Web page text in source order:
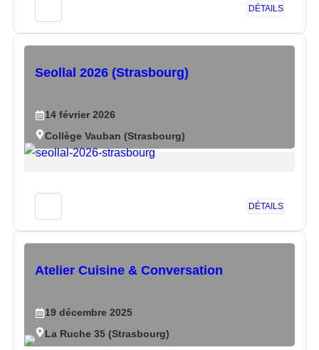
DÉTAILS
Seollal 2026 (Strasbourg)
14 février 2026
Collège Vauban (Strasbourg)
DÉTAILS
Atelier Cuisine & Conversation
19 décembre 2025
La Ruche 35 (Strasbourg)